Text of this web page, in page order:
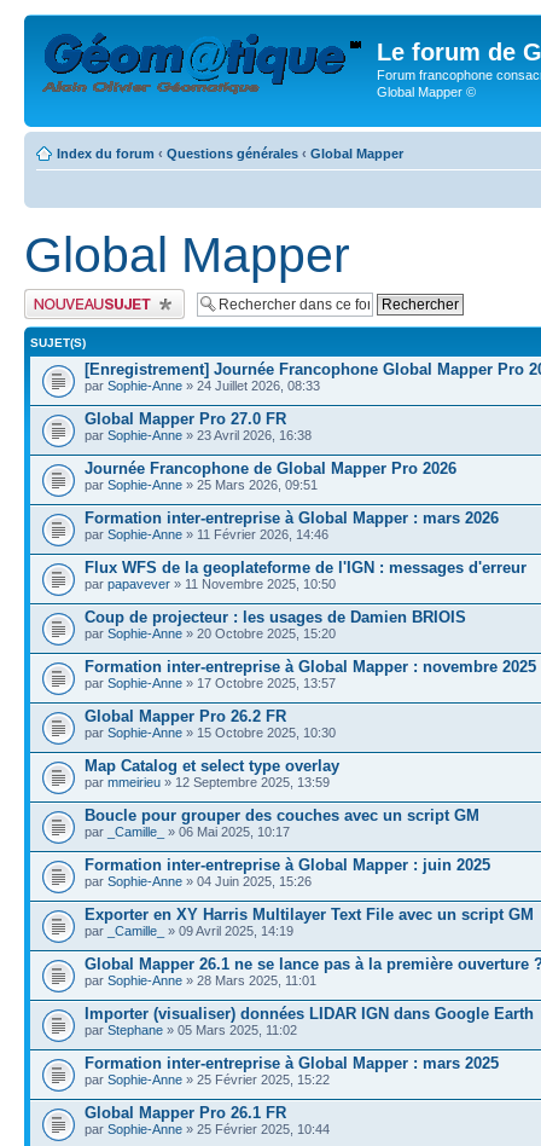
Le forum de
Forum francophone
Global Mapper ©
Index du forum ‹ Questions générales ‹ Global Mapper
Global Mapper
Publier un nouveau sujet
SUJET(S)
[Enregistrement] Journée Francophone Global Mapper Pro
par Sophie-Anne » 24 Juillet 2026, 08:33
Global Mapper Pro 27.0 FR
par Sophie-Anne » 23 Avril 2026, 16:38
Journée Francophone de Global Mapper Pro 2026
par Sophie-Anne » 25 Mars 2026, 09:51
Formation inter-entreprise à Global Mapper : mars 2026
par Sophie-Anne » 11 Février 2026, 14:46
Flux WFS de la geoplateforme de l'IGN : messages d'erreur
par papavever » 11 Novembre 2025, 10:50
Coup de projecteur : les usages de Damien BRIOIS
par Sophie-Anne » 20 Octobre 2025, 15:20
Formation inter-entreprise à Global Mapper : novembre 2025
par Sophie-Anne » 17 Octobre 2025, 13:57
Global Mapper Pro 26.2 FR
par Sophie-Anne » 15 Octobre 2025, 10:30
Map Catalog et select type overlay
par mmeirieu » 12 Septembre 2025, 13:59
Boucle pour grouper des couches avec un script GM
par _Camille_ » 06 Mai 2025, 10:17
Formation inter-entreprise à Global Mapper : juin 2025
par Sophie-Anne » 04 Juin 2025, 15:26
Exporter en XY Harris Multilayer Text File avec un script GM
par _Camille_ » 09 Avril 2025, 14:19
Global Mapper 26.1 ne se lance pas à la première ouverture
par Sophie-Anne » 28 Mars 2025, 11:01
Importer (visualiser) données LIDAR IGN dans Google Earth
par Stephane » 05 Mars 2025, 11:02
Formation inter-entreprise à Global Mapper : mars 2025
par Sophie-Anne » 25 Février 2025, 15:22
Global Mapper Pro 26.1 FR
par Sophie-Anne » 25 Février 2025, 10:44